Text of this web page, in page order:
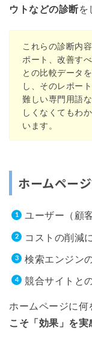
ウトなどの診断を
これらの診断内
ポート、改善す
との比較データ
し、そのレポー
難しい専門用語
しくなくてもわ
います。
ホームペー
ユーザー（顧
コストの削減
検索エンジン
競合サイトと
ホームページに何
こそ「効果」を実